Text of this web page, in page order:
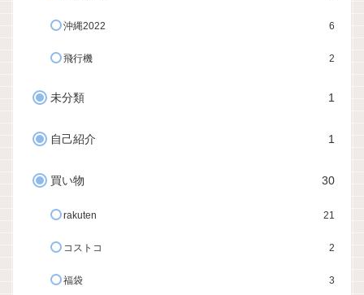
沖縄2022 6
飛行機 2
未分類 1
自己紹介 1
買い物 30
rakuten 21
コストコ 2
福袋 3